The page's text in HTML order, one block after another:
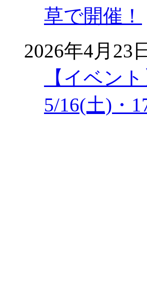
草で開催！
2026年4月23
【イベン
5/16(土)・